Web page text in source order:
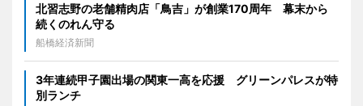
北習志野の老舗精肉店「鳥吉」が創業170周年 幕末から
続くのれん守る
船橋経済新聞
3年連続甲子園出場の関東一高を応援 グリーンパレスが特
別ランチ